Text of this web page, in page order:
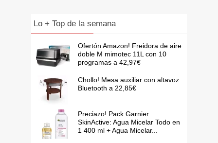
Lo + Top de la semana
Ofertón Amazon! Freidora de aire
doble M mimotec 11L con 10
programas a 42,97€
Chollo! Mesa auxiliar con altavoz
Bluetooth a 22,85€
Preciazo! Pack Garnier
SkinActive: Agua Micelar Todo en
1 400 ml + Agua Micelar...